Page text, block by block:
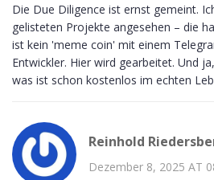
Die Due Diligence ist ernst gemeint.
gelisteten Projekte angesehen – die
ist kein 'meme coin' mit einem
Entwickler. Hier wird gearbeitet. Und
was ist schon kostenlos im echten
Reinhold
Dezember 8, 2025 AT